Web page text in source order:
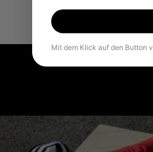
Mit dem Klick auf den Button